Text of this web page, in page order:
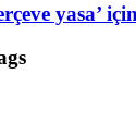
yasa’